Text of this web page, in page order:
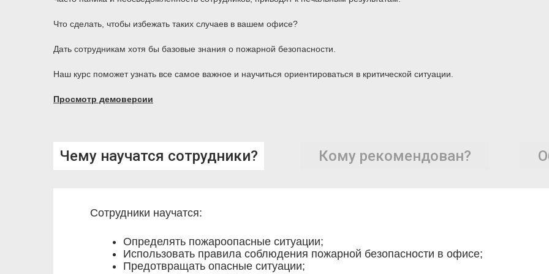
Что сделать, чтобы избежать таких случаев в вашем офисе?
Дать сотрудникам хотя бы базовые знания о пожарной безопасности.
Наш курс поможет узнать все самое важное и научиться ориентироваться в критической ситуации.
Просмотр демоверсии
Чему научатся сотрудники? Кому рекомендован?
Сотрудники научатся:
Определять пожароопасные ситуации;
Использовать правила соблюдения пожарной безопасности в офисе;
Предотвращать опасные ситуации;